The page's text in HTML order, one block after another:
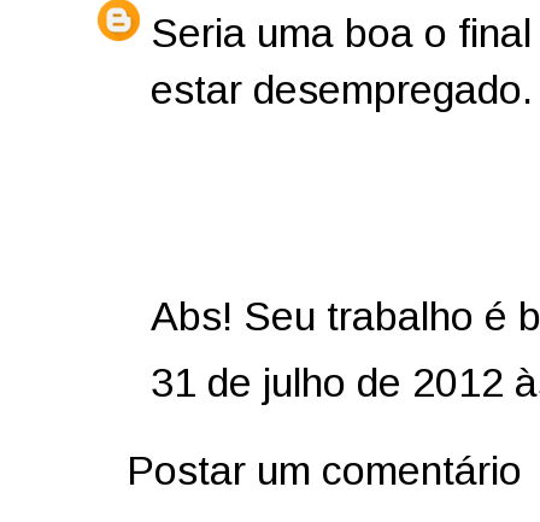
Seria uma boa o
estar
Abs! Seu trabalho é
31 de julho de 2012
Postar um comentário